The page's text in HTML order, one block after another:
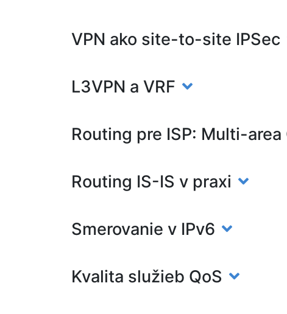
VPN ako site-to-site IPSec
L3VPN a VRF
Routing pre ISP: Multi-area
Routing IS-IS v praxi
Smerovanie v IPv6
Kvalita služieb QoS